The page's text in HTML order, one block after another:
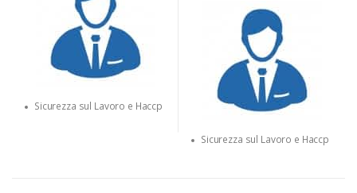
Sicurezza sul Lavoro e Haccp
Sicurezza sul Lavoro e Haccp